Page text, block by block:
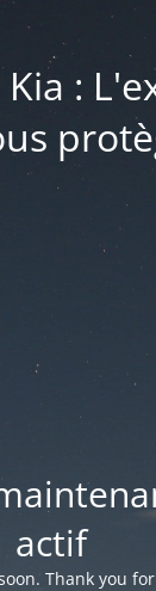
:
actif
Thank you